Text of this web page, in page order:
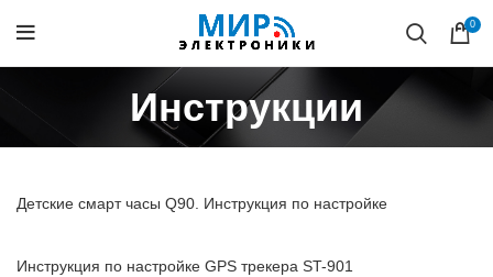
0
Инструкции
Детские смарт часы Q90. Инструкция по настройке
Инструкция по настройке GPS трекера ST-901